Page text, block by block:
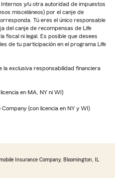
y/u otra autoridad de impuestos
misceláneos) por el canje de
Tú eres el único responsable
del canje de recompensas de Life
fiscal ni legal. Es posible que desees
de tu participación en el programa Life
exclusiva responsabilidad financiera
en MA, NY ni WI)
(con licencia en NY y WI)
Insurance Company, Bloomington, IL